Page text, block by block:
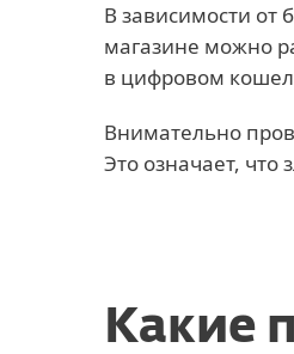
В зависимости от
магазине можно
в цифровом
Внимательно
Это означает,
Какие